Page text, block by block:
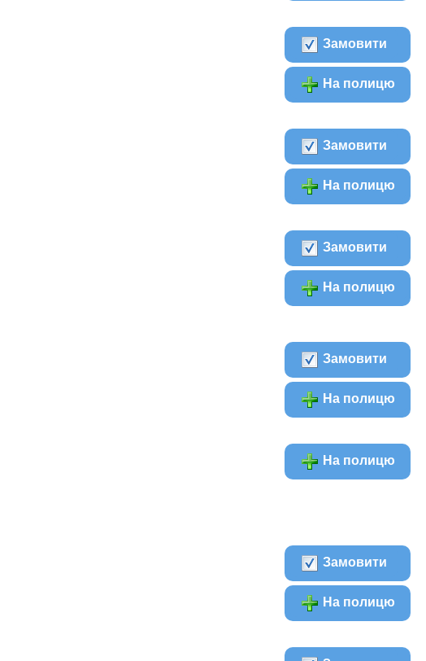
Замовити
На полицю
Замовити
На полицю
Замовити
На полицю
Замовити
На полицю
На полицю
Замовити
На полицю